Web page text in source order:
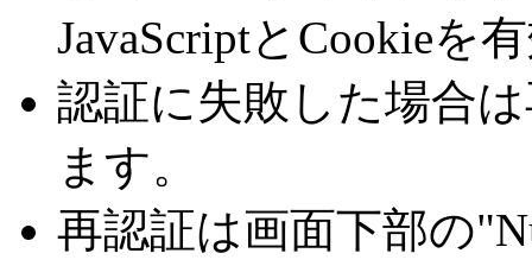
JavaScriptとCookieを
認証に失敗した場合
ます。
再認証は画面下部の